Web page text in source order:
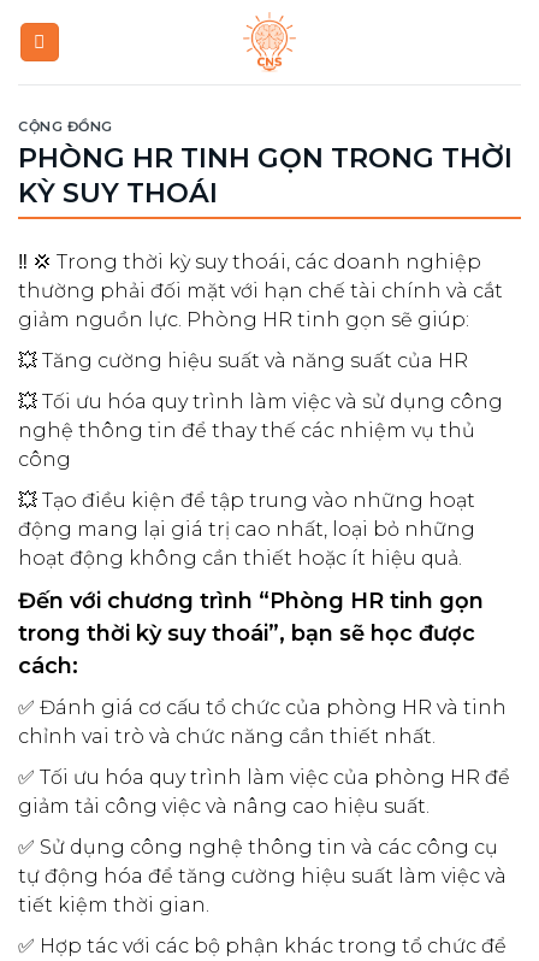
CỘNG ĐỒNG
PHÒNG HR TINH GỌN TRONG THỜI
KỲ SUY THOÁI
‼️ 💢 Trong thời kỳ suy thoái, các doanh nghiệp
thường phải đối mặt với hạn chế tài chính và cắt
giảm nguồn lực. Phòng HR tinh gọn sẽ giúp:
💥 Tăng cường hiệu suất và năng suất của HR
💥 Tối ưu hóa quy trình làm việc và sử dụng công
nghệ thông tin để thay thế các nhiệm vụ thủ
công
💥 Tạo điều kiện để tập trung vào những hoạt
động mang lại giá trị cao nhất, loại bỏ những
hoạt động không cần thiết hoặc ít hiệu quả.
Đến với chương trình “Phòng HR tinh gọn
trong thời kỳ suy thoái”, bạn sẽ học được
cách:
✅ Đánh giá cơ cấu tổ chức của phòng HR và tinh
chỉnh vai trò và chức năng cần thiết nhất.
✅ Tối ưu hóa quy trình làm việc của phòng HR để
giảm tải công việc và nâng cao hiệu suất.
✅ Sử dụng công nghệ thông tin và các công cụ
tự động hóa để tăng cường hiệu suất làm việc và
tiết kiệm thời gian.
✅ Hợp tác với các bộ phận khác trong tổ chức để